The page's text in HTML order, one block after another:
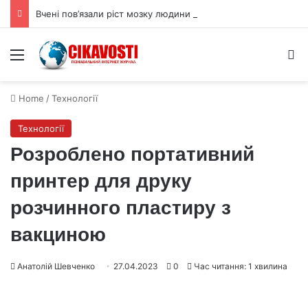
Вчені пов’язали ріст мозку людини з цукрами в раціоні
Menu
Home /Технології
Технології
Розроблено портативний
принтер для друку
розчинного пластиру з
вакциною
Анатолій Шевченко 27.04.2023 0 Час читання: 1 хвилина